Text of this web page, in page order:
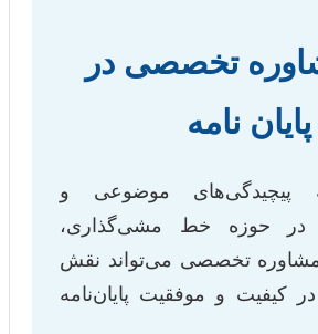
تخصصی در
نامه
پیچیدگی‌های موضوعی و
در حوزه خط مشی‌گذاری،
مشاوره تخصصی می‌تواند نقش
در کیفیت و موفقیت پایان‌نامه